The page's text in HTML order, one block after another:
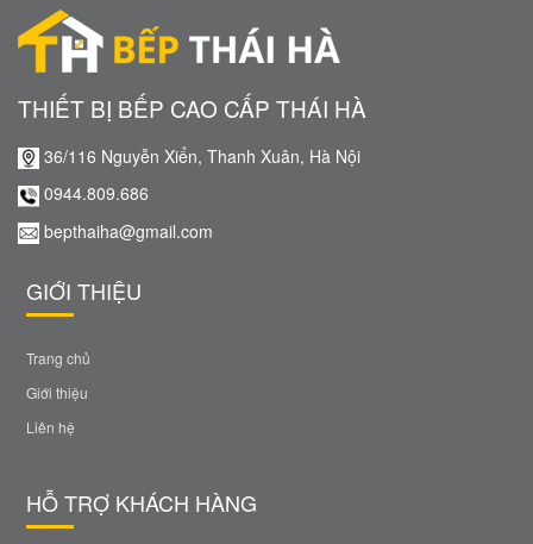
THIẾT BỊ BẾP CAO CẤP THÁI HÀ
36/116 Nguyễn Xiển, Thanh Xuân, Hà Nội
0944.809.686
bepthaiha@gmail.com
GIỚI THIỆU
Trang chủ
Giới thiệu
Liên hệ
HỖ TRỢ KHÁCH HÀNG